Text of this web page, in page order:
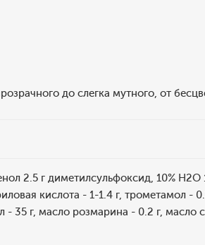
до слегка мутного, от
2.5 г диметилсульфоксид, 10%
кислота - 1-1.4 г, трометамол -
- 35 г, масло розмарина - 0.2 г, масло